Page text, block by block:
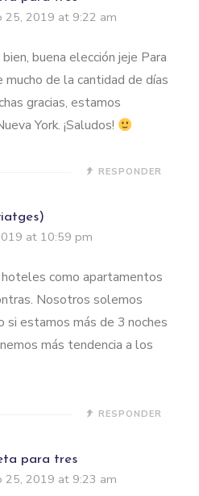
25, 2019 at 9:22 am
buena elección jeje Para
de la cantidad de días
gracias, estamos
York. ¡Saludos!
RESPONDER
at 10:59 pm
como apartamentos
Nosotros solemos
estamos más de 3 noches
más tendencia a los
RESPONDER
para tres
25, 2019 at 9:23 am